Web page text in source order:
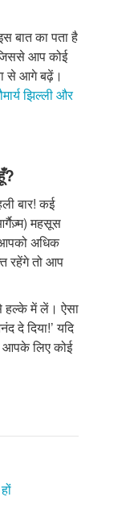
बात का पता है
आप कोई
से आगे बढ़ें।
झिल्ली और
बार! कई
महसूस
अधिक
रहेंगे तो आप
हल्के में लें। ऐसा
दिया!’ यदि
आपके लिए कोई